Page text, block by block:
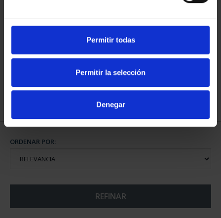
Permitir todas
Permitir la selección
Denegar
CIUDADES PATRIMONIO
73,00 €
ORDENAR POR:
REFINAR